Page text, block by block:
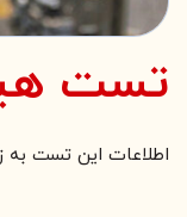
تست
اطلاعات این تست به